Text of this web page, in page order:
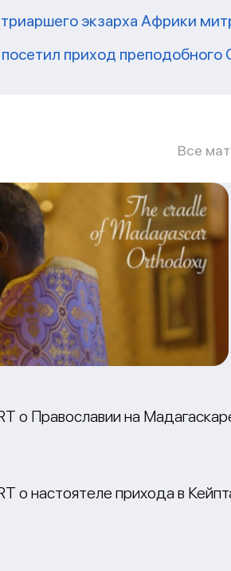
экзарха Африки
приход
Все
о Православии на
о настоятеле прихода в